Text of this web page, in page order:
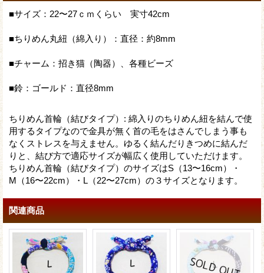
■サイズ：22〜27ｃｍくらい 実寸42cm
■ちりめん丸紐（綿入り）：直径：約8mm
■チャーム：招き猫（陶器）、各種ビーズ
■鈴：ゴールド：直径8mm
ちりめん首輪（結びタイプ） : 綿入りのちりめん紐を結んで使
用するタイプなので金具が無く首の毛をはさんでしまう事も
なくストレスを与えません。ゆるく結んだりきつめに結んだ
りと、結び方で適応サイズが幅広く使用していただけます。
ちりめん首輪（結びタイプ）のサイズはS（13〜16cm）・
M（16〜22cm）・L（22〜27cm）の３サイズとなります。
関連商品